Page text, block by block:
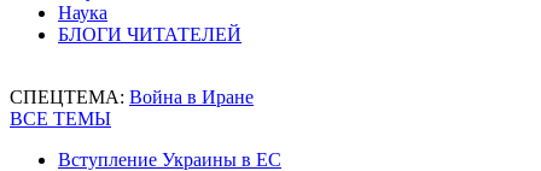
Наука
БЛОГИ ЧИТАТЕЛЕЙ
СПЕЦТЕМА: Война в Иране
ВСЕ ТЕМЫ
Вступление Украины в ЕС